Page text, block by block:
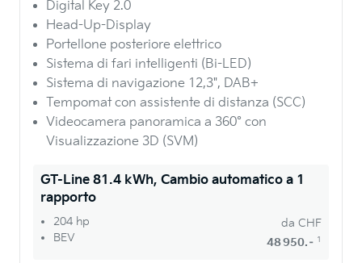
Digital Key 2.0
Head-Up-Display
Portellone posteriore elettrico
Sistema di fari intelligenti (Bi-LED)
Sistema di navigazione 12,3", DAB+
Tempomat con assistente di distanza (SCC)
Videocamera panoramica a 360° con
Visualizzazione 3D (SVM)
GT-Line 81.4 kWh, Cambio automatico a 1
rapporto
204 hp
BEV
da CHF
48 950.– 1